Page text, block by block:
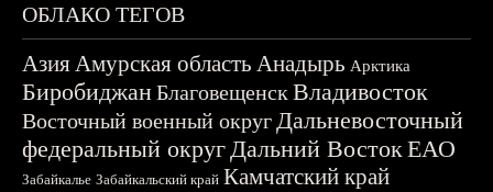
ОБЛАКО ТЕГОВ
АзияАмурская область Анадырь Арктика
БиробиджанБлаговещенскВладивосток
Восточный военный округДальневосточный
федеральный округДальний ВостокЕАО
Забайкалье Забайкальский край Камчатский край